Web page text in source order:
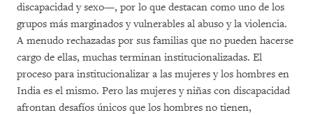
discapacidad y sexo—, por lo que destacan como uno de los
grupos más marginados y vulnerables al abuso y la violencia.
A menudo rechazadas por sus familias que no pueden hacerse
cargo de ellas, muchas terminan institucionalizadas. El
proceso para institucionalizar a las mujeres y los hombres en
India es el mismo. Pero las mujeres y niñas con discapacidad
afrontan desafíos únicos que los hombres no tienen,